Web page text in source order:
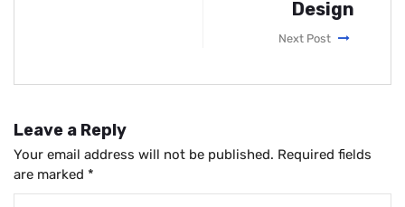
Design
Next Post
Leave a Reply
Your email address will not be published. Required fields
are marked *